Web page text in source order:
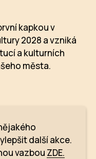
kapkou v
2028 a vzniká
a kulturních
města.
další akce.
vazbou ZDE.